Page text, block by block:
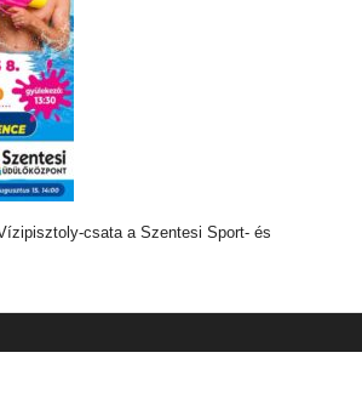
csata a Szentesi Sport- és